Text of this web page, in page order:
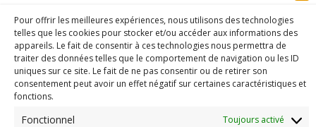
Pour offrir les meilleures expériences, nous utilisons des technologies
telles que les cookies pour stocker et/ou accéder aux informations des
appareils. Le fait de consentir à ces technologies nous permettra de
traiter des données telles que le comportement de navigation ou les ID
uniques sur ce site. Le fait de ne pas consentir ou de retirer son
consentement peut avoir un effet négatif sur certaines caractéristiques et
fonctions.
Fonctionnel Toujours activé
reproduction partielle ou complète sans autorisation préalable
est interdite.
Mentions légales
Qui suis-je ?
Me contacter